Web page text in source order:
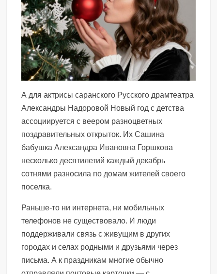
А для актрисы саранского Русского драмтеатра
Александры Надоровой Новый год с детства
ассоциируется с веером разноцветных
поздравительных открыток. Их Сашина
бабушка Александра Ивановна Горшкова
несколько десятилетий каждый декабрь
сотнями разносила по домам жителей своего
поселка.
Раньше-то ни интернета, ни мобильных
телефонов не существовало. И люди
поддерживали связь с живущим в других
городах и селах родными и друзьями через
письма. А к праздникам многие обычно